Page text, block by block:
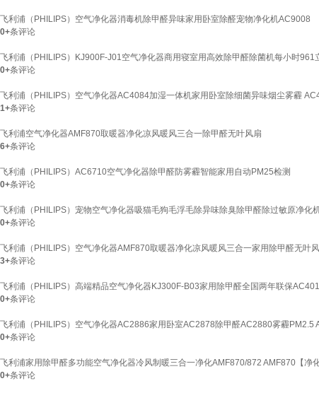
飞利浦（PHILIPS）空气净化器消毒机除甲醛异味家用卧室除醛宠物净化机AC9008
0+条评论
飞利浦（PHILIPS）KJ900F-J01空气净化器商用寝室用高效除甲醛除菌机每小时961
0+条评论
飞利浦（PHILIPS）空气净化器AC4084加湿一体机家用卧室除细菌异味烟尘雾霾
1+条评论
飞利浦空气净化器AMF870取暖器净化凉风暖风三合一除甲醛无叶风扇
6+条评论
飞利浦（PHILIPS）AC6710空气净化器除甲醛防雾霾智能家用自动PM25检测
0+条评论
飞利浦（PHILIPS）宠物空气净化器吸猫毛狗毛浮毛除异味除臭除甲醛除过敏原净
0+条评论
飞利浦（PHILIPS）空气净化器AMF870取暖器净化凉风暖风三合一家用除甲醛无叶
3+条评论
飞利浦（PHILIPS）高端精品空气净化器KJ300F-B03家用除甲醛全国两年联保
0+条评论
飞利浦（PHILIPS）空气净化器AC2886家用卧室AC2878除甲醛AC2880雾霾PM2.5
0+条评论
飞利浦家用除甲醛多功能空气净化器冷风制暖三合一净化AMF870/872 AMF870【净
0+条评论